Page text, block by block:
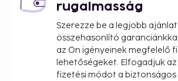
rugalmasság
Szerezze be a legjobb
összehasonlító
az Ön igényeinek megfelelő
lehetőségeket. Elfogadjuk
fizetési módot a biztonságos